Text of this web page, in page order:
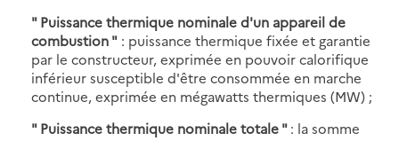
" Puissance thermique nominale d'un appareil de
combustion " : puissance thermique fixée et garantie
par le constructeur, exprimée en pouvoir calorifique
inférieur susceptible d'être consommée en marche
continue, exprimée en mégawatts thermiques (MW) ;
" Puissance thermique nominale totale ": la somme